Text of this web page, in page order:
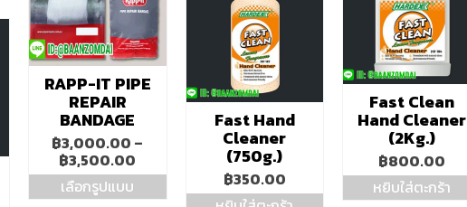
RAPP-IT PIPE
REPAIR
BANDAGE
฿3,000.00 –
฿3,500.00
range:
฿3,000.00
เลือกรูปแบบ
Fast Clean
Hand Cleaner
(2Kg.)
฿800.00
หยิบใส่ตะกร้า
Fast Hand
Cleaner
(750g.)
฿350.00